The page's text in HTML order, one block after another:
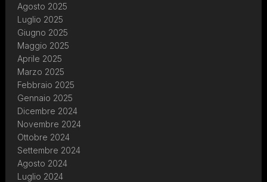
Agosto 2025
Luglio 2025
Giugno 2025
Maggio 2025
Aprile 2025
Marzo 2025
Febbraio 2025
Gennaio 2025
Dicembre 2024
Novembre 2024
Ottobre 2024
Settembre 2024
Agosto 2024
Luglio 2024